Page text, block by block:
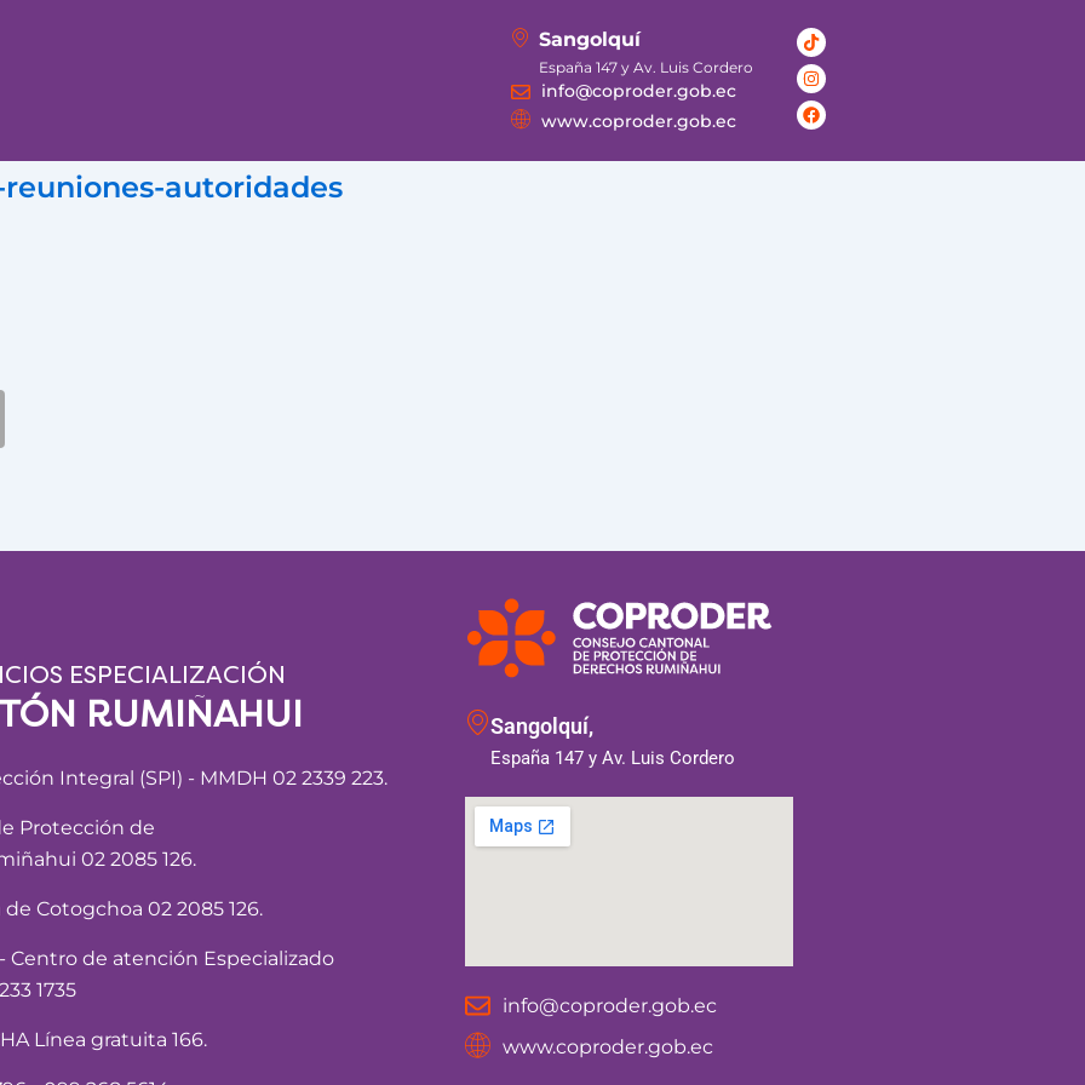
Sangolquí
España 147 y Av. Luis Cordero
info@coproder.gob.ec
www.coproder.gob.ec
Tiktok
Instagram
Facebook
reuniones-autoridades
ESPECIALIZACIÓN
RUMIÑAHUI
Integral (SPI) - MMDH 02 2339 223.
Protección de
02 2085 126.
Cotogchoa 02 2085 126.
Centro de atención Especializado
1735
Línea gratuita 166.
Sangolquí,
España 147 y Av. Luis Cordero
info@coproder.gob.ec
www.coproder.gob.ec